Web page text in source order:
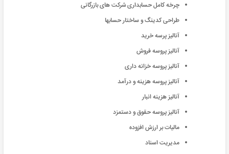
چرخه کامل حسابداری شرکت های بازرگانی
طراحی کدینگ و ساختار حسابها
آنالیز پرسه خرید
آنالیز پروسه فروش
آنالیز پروسه خزانه داری
آنالیز پروسه هزینه و درآمد
آنالیز هزینه انبار
آنالیز پروسه حقوق و دستمزد
مالیات بر ارزش افزوده
مدیریت اسناد